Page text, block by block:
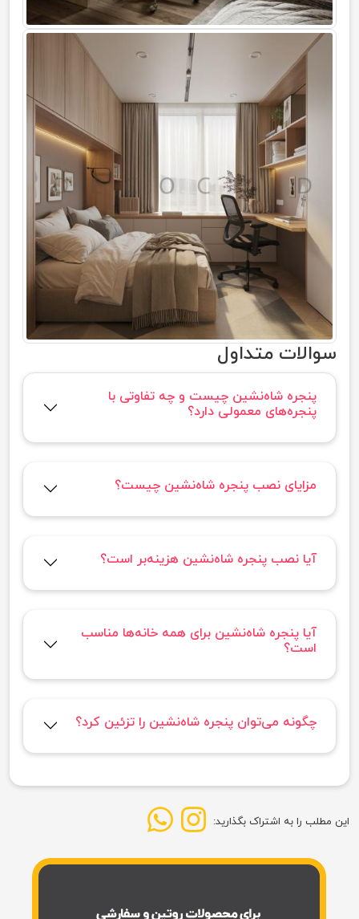
سوالات متداول
پنجره شاه‌نشین چیست و چه تفاوتی با
پنجره‌های معمولی دارد؟
مزایای نصب پنجره شاه‌نشین چیست؟
آیا نصب پنجره شاه‌نشین هزینه‌بر است؟
آیا پنجره شاه‌نشین برای همه خانه‌ها مناسب
است؟
چگونه می‌توان پنجره شاه‌نشین را تزئین کرد؟
این مطلب را به اشتراک بگذارید: